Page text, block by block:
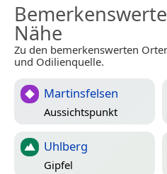
Nähe
Zu den bemerkenswerten
und Odilienquelle.
Martinsfelsen
Aussichtspunkt
Uhlberg
Gipfel